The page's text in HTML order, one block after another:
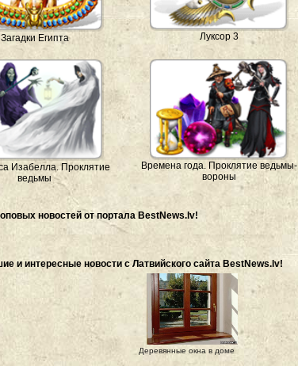
Загадки Египта Луксор 3
Изабелла. Проклятие
ведьмы
Времена года. Проклятие ведьмы-
вороны
новостей от портала BestNews.lv!
и интересные новости с Латвийского сайта BestNews.lv!
Деревянные окна в доме